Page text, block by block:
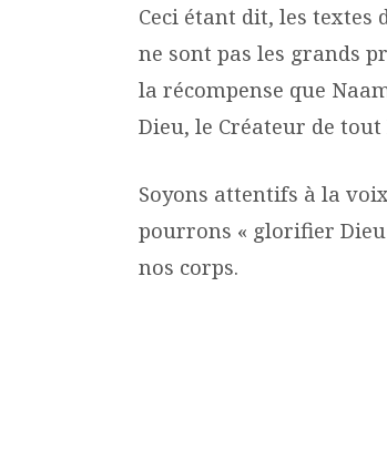
Ceci étant dit, les
ne sont pas les grands
la récompense que
Dieu, le Créateur de tout
Soyons attentifs à la
pourrons « glorifier
nos corps.